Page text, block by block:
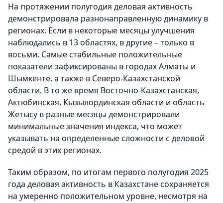
На протяжении полугодия деловая активность
демонстрировала разнонаправленную динамику в
регионах. Если в некоторые месяцы улучшения
наблюдались в 13 областях, в другие – только в
восьми. Самые стабильные положительные
показатели зафиксированы в городах Алматы и
Шымкенте, а также в Северо-Казахстанской
области. В то же время Восточно-Казахстанская,
Актюбинская, Кызылординская области и область
Жетысу в разные месяцы демонстрировали
минимальные значения индекса, что может
указывать на определенные сложности с деловой
средой в этих регионах.
Таким образом, по итогам первого полугодия 2025
года деловая активность в Казахстане сохраняется
на умеренно положительном уровне, несмотря на